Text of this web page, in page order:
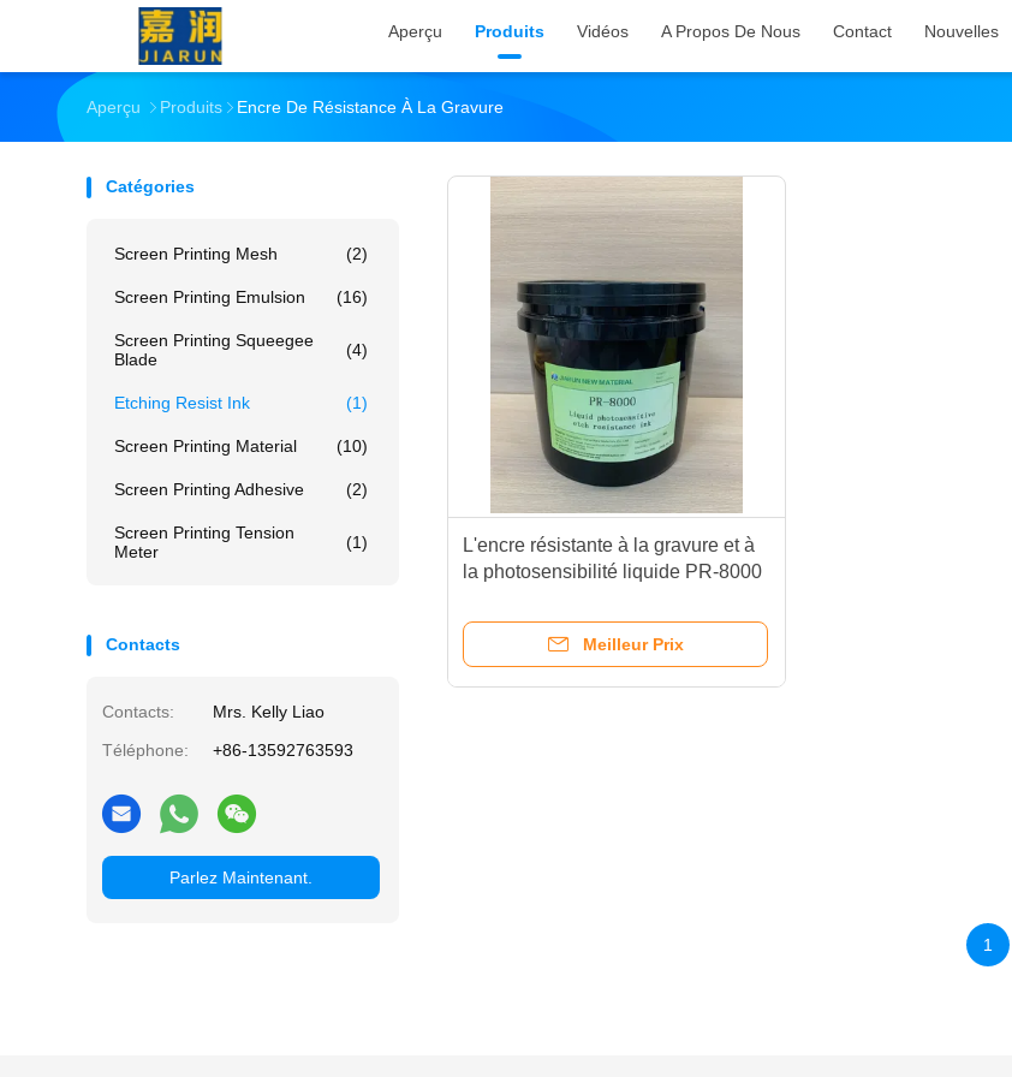
Aperçu Produits Vidéos A Propos De Nous Contact Nouvelles
Aperçu Produits Encre De Résistance À La Gravure
Catégories
Screen Printing Mesh (2)
Screen Printing Emulsion (16)
Screen Printing Squeegee
Blade
(4)
Etching Resist Ink (1)
Screen Printing Material (10)
Screen Printing Adhesive (2)
Screen Printing Tension
Meter
(1)
Contacts
Contacts:
Mrs. Kelly Liao
Téléphone:
+86-13592763593
Parlez Maintenant.
L'encre résistante à la gravure et à
la photosensibilité liquide PR-8000
Meilleur Prix
1